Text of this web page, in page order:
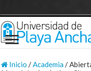
Inicio /Academia/